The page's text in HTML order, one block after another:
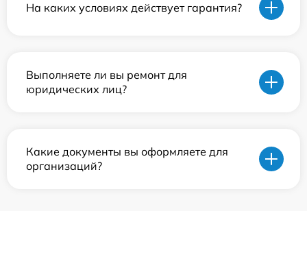
На каких условиях действует гарантия?
Выполняете ли вы ремонт для
юридических лиц?
Какие документы вы оформляете для
организаций?